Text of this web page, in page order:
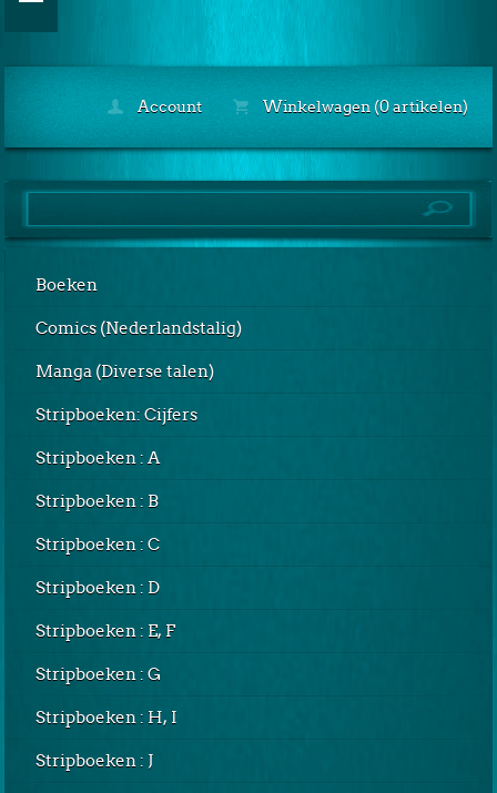
Account Winkelwagen (0 artikelen)
Boeken
Comics (Nederlandstalig)
Manga (Diverse talen)
Stripboeken: Cijfers
Stripboeken : A
Stripboeken : B
Stripboeken : C
Stripboeken : D
Stripboeken : E, F
Stripboeken : G
Stripboeken : H, I
Stripboeken : J